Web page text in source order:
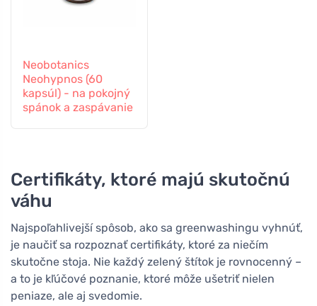
Neobotanics
Neohypnos (60
kapsúl) - na pokojný
spánok a zaspávanie
Certifikáty, ktoré majú skutočnú
váhu
Najspoľahlivejší spôsob, ako sa greenwashingu vyhnúť,
je naučiť sa rozpoznať certifikáty, ktoré za niečím
skutočne stoja. Nie každý zelený štítok je rovnocenný –
a to je kľúčové poznanie, ktoré môže ušetriť nielen
peniaze, ale aj svedomie.